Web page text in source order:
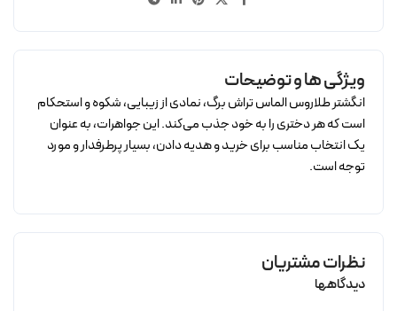
ویژگی ها و توضیحات
انگشتر طلاروس الماس تراش برگ، نمادی از زیبایی، شکوه و استحکام
است که هر دختری را به خود جذب می‌کند. این جواهرات، به عنوان
یک انتخاب مناسب برای خرید و هدیه دادن، بسیار پرطرفدار و مورد
توجه است.
نظرات مشتریان
دیدگاهها